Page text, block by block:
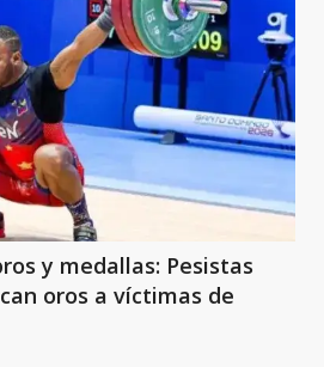
y medallas: Pesistas
oros a víctimas de